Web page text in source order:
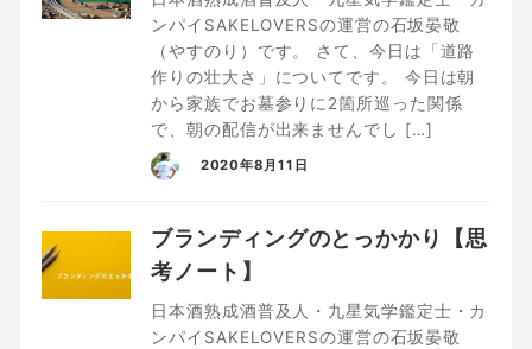
ンパイSAKELOVERSの運営の石坂晏敬
（やすのり）です。 さて、今日は「道路
作りの壮大さ」についてです。 今日は朝
から家族でお墓参りに2箇所巡った関係
で、朝の配信が出来ませんでし […]
2020年8月11日
ブランディングのとっかかり【思
考ノート】
日本酒熟成酒普及人・九星気学鑑定士・カ
ンパイSAKELOVERSの運営の石坂晏敬